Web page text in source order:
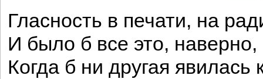
Гласность в печати, на
И было б все это,
Когда б ни другая явилась